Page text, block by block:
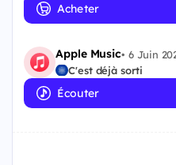
Acheter
Apple Music•6 Juin
C'est déjà sorti
Écouter